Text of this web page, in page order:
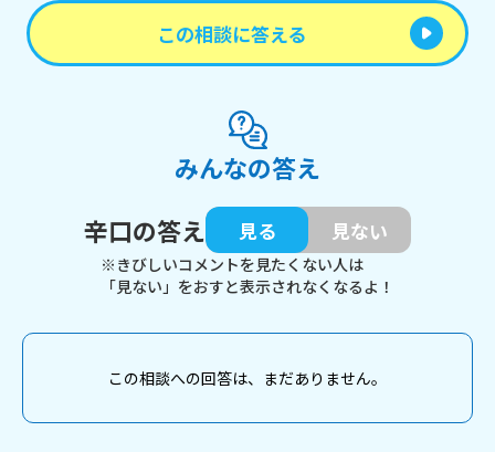
この相談に答える
みんなの答え
辛口の答え
見る 見ない
※きびしいコメントを見たくない人は
「見ない」をおすと表示されなくなるよ！
この相談への回答は、まだありません。